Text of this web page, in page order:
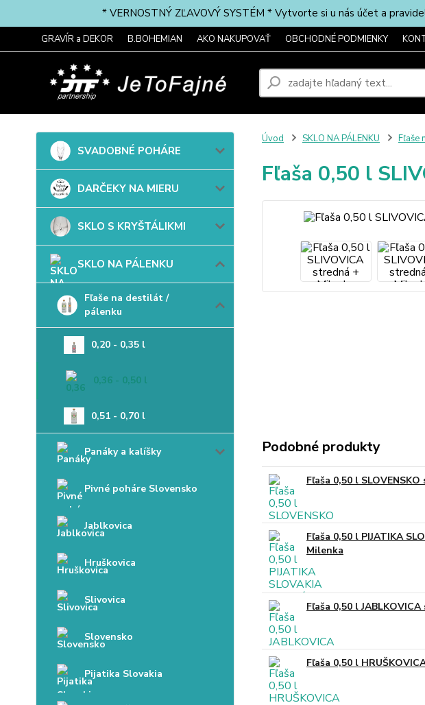
* VERNOSTNÝ ZĽAVOVÝ SYSTÉM * Vytvorte si u nás účet a
GRAVÍR a DEKOR B.BOHEMIAN AKO NAKUPOVAŤ OBCHODNÉ PODMIENKY
SVADOBNÉ POHÁRE
DARČEKY NA MIERU
SKLO S KRYŠTÁLIKMI
SKLO NA PÁLENKU
Fľaše na destilát /
pálenku
0,20 - 0,35 l
0,36 - 0,50 l
0,51 - 0,70 l
Panáky a kalíšky
Pivné poháre Slovensko
Jablkovica
Hruškovica
Slivovica
Slovensko
Pijatika Slovakia
Úvod SKLO NA PÁLENKU Fľaše
Fľaša 0,50 l
Podobné produkty
Fľaša 0,50 l
Fľaša 0,50 l PIJATIKA
Milenka
Fľaša 0,50 l
Fľaša 0,50 l